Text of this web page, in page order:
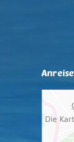
Anreise
Die